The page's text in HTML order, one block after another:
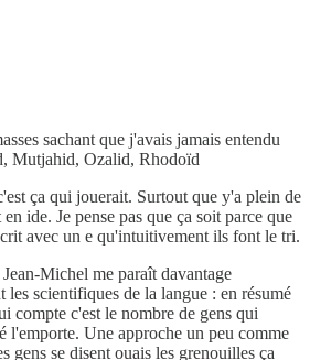
sachant que j'avais jamais entendu
Mutjahid, Ozalid, Rhodoïd
ça qui jouerait. Surtout que y'a plein de
ide. Je pense pas que ça soit parce que
avec un e qu'intuitivement ils font le tri.
Michel me paraît davantage
les scientifiques de la langue : en résumé
compte c'est le nombre de gens qui
l'emporte. Une approche un peu comme
gens se disent ouais les grenouilles ça